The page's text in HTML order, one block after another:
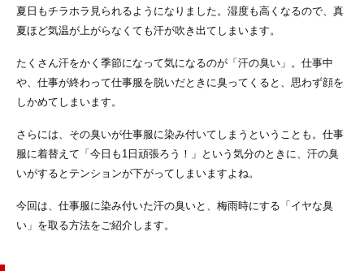
夏日もチラホラ見られるようになりました。湿度も高くなるので、真
夏ほど気温が上がらなくても汗が吹き出てしまいます。
たくさん汗をかく季節になって気になるのが「汗の臭い」。仕事中
や、仕事が終わって仕事服を脱いだときに臭ってくると、思わず顔を
しかめてしまいます。
さらには、その臭いが仕事服に染み付いてしまうということも。仕事
服に着替えて「今日も1日頑張ろう！」という気分のときに、汗の臭
いがするとテンションが下がってしまいますよね。
今回は、仕事服に染み付いた汗の臭いと、梅雨時にする「イヤな臭
い」を取る方法をご紹介します。